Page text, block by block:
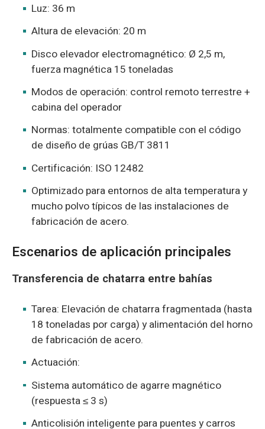
Luz: 36 m
Altura de elevación: 20 m
Disco elevador electromagnético: Ø 2,5 m,
fuerza magnética 15 toneladas
Modos de operación: control remoto terrestre +
cabina del operador
Normas: totalmente compatible con el código
de diseño de grúas GB/T 3811
Certificación: ISO 12482
Optimizado para entornos de alta temperatura y
mucho polvo típicos de las instalaciones de
fabricación de acero.
Escenarios de aplicación principales
Transferencia de chatarra entre bahías
Tarea: Elevación de chatarra fragmentada (hasta
18 toneladas por carga) y alimentación del horno
de fabricación de acero.
Actuación:
Sistema automático de agarre magnético
(respuesta ≤ 3 s)
Anticolisión inteligente para puentes y carros